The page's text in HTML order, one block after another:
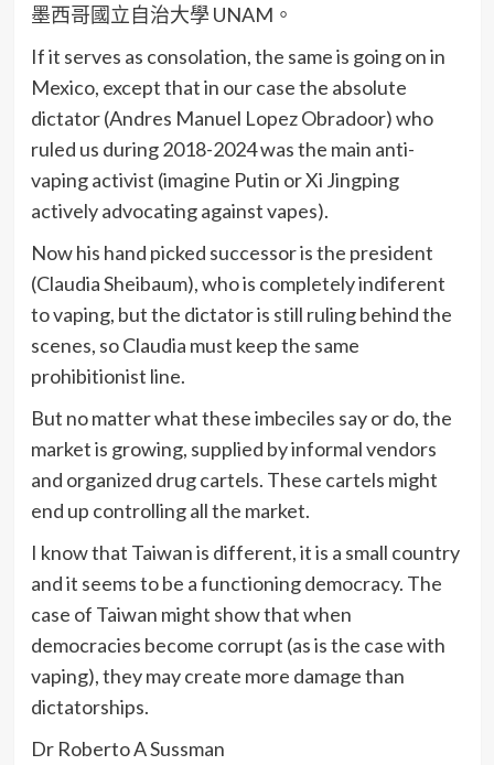
墨西哥國立自治大學 UNAM。
If it serves as consolation, the same is going on in
Mexico, except that in our case the absolute
dictator (Andres Manuel Lopez Obradoor) who
ruled us during 2018-2024 was the main anti-
vaping activist (imagine Putin or Xi Jingping
actively advocating against vapes).
Now his hand picked successor is the president
(Claudia Sheibaum), who is completely indiferent
to vaping, but the dictator is still ruling behind the
scenes, so Claudia must keep the same
prohibitionist line.
But no matter what these imbeciles say or do, the
market is growing, supplied by informal vendors
and organized drug cartels. These cartels might
end up controlling all the market.
I know that Taiwan is different, it is a small country
and it seems to be a functioning democracy. The
case of Taiwan might show that when
democracies become corrupt (as is the case with
vaping), they may create more damage than
dictatorships.
Dr Roberto A Sussman